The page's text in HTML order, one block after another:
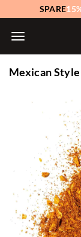
SPARE
Mexican